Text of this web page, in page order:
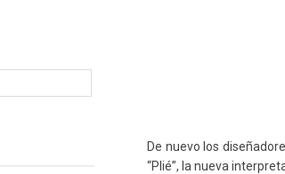
De nuevo los
“Plié”, la nueva